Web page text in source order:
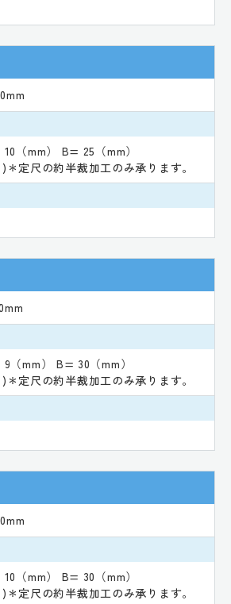
（mm） B= 25（mm）
定尺の約半裁加工のみ承ります。
mm） B= 30（mm）
定尺の約半裁加工のみ承ります。
（mm） B= 30（mm）
定尺の約半裁加工のみ承ります。